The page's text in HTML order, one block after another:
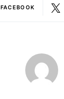
FACEBOOK